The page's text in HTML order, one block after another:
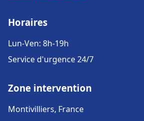
Horaires
Lun-Ven: 8h-19h
Service d'urgence 24/7
Zone intervention
Montivilliers, France